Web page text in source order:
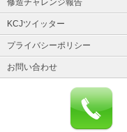
修造チャレンジ報告
KCJツイッター
プライバシーポリシー
お問い合わせ